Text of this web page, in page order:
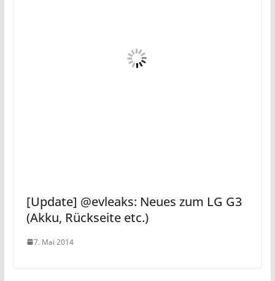
[Update] @evleaks: Neues zum LG G3
(Akku, Rückseite etc.)
7. Mai 2014